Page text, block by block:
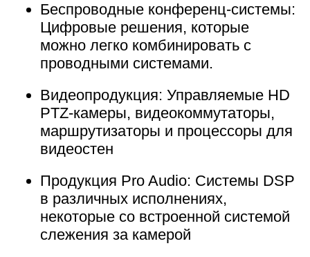
Беспроводные конференц-системы:
Цифровые решения, которые
можно легко комбинировать с
проводными системами.
Видеопродукция: Управляемые HD
PTZ-камеры, видеокоммутаторы,
маршрутизаторы и процессоры для
видеостен
Продукция Pro Audio: Системы DSP
в различных исполнениях,
некоторые со встроенной системой
слежения за камерой